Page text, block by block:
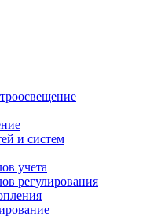
и систем
учета
регулирования